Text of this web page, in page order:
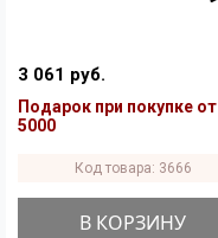
3 061 руб.
Подарок при покупке от
5000
Код товара: 3666
В КОРЗИНУ